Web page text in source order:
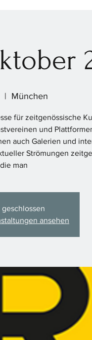
|
München
für zeitgenössische
und
auch Galerien und
Strömungen
man
ansehen